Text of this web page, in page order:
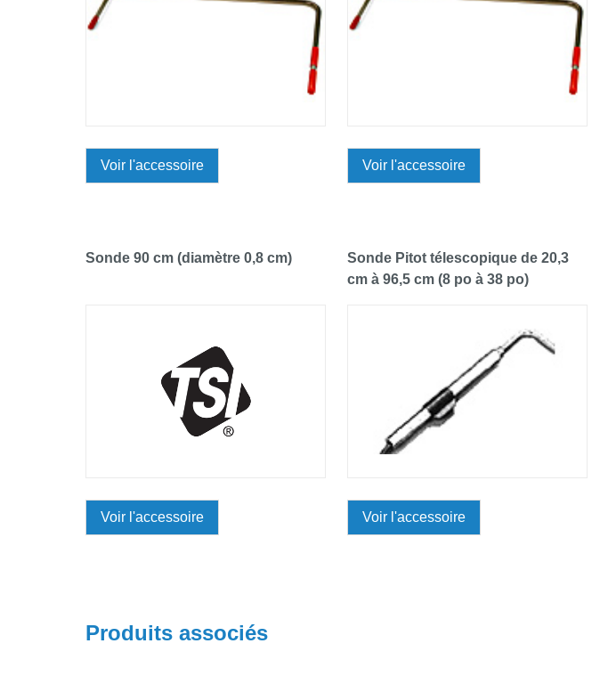
Voir l'accessoire Voir l'accessoire
Sonde 90 cm (diamètre 0,8 cm)
Voir l'accessoire
Sonde Pitot télescopique de 20,3
cm à 96,5 cm (8 po à 38 po)
Voir l'accessoire
Produits associés